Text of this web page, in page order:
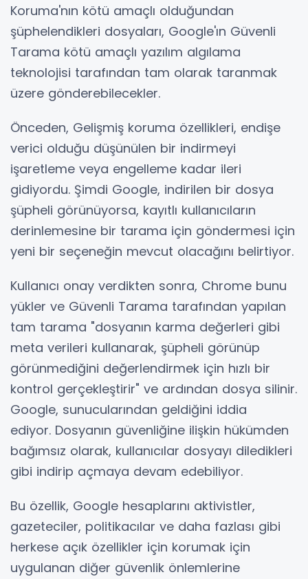
Koruma'nın kötü amaçlı olduğundan
şüphelendikleri dosyaları, Google'ın Güvenli
Tarama kötü amaçlı yazılım algılama
teknolojisi tarafından tam olarak taranmak
üzere gönderebilecekler.
Önceden, Gelişmiş koruma özellikleri, endişe
verici olduğu düşünülen bir indirmeyi
işaretleme veya engelleme kadar ileri
gidiyordu. Şimdi Google, indirilen bir dosya
şüpheli görünüyorsa, kayıtlı kullanıcıların
derinlemesine bir tarama için göndermesi için
yeni bir seçeneğin mevcut olacağını belirtiyor.
Kullanıcı onay verdikten sonra, Chrome bunu
yükler ve Güvenli Tarama tarafından yapılan
tam tarama "dosyanın karma değerleri gibi
meta verileri kullanarak, şüpheli görünüp
görünmediğini değerlendirmek için hızlı bir
kontrol gerçekleştirir" ve ardından dosya silinir.
Google, sunucularından geldiğini iddia
ediyor. Dosyanın güvenliğine ilişkin hükümden
bağımsız olarak, kullanıcılar dosyayı diledikleri
gibi indirip açmaya devam edebiliyor.
Bu özellik, Google hesaplarını aktivistler,
gazeteciler, politikacılar ve daha fazlası gibi
herkese açık özellikler için korumak için
uygulanan diğer güvenlik önlemlerine